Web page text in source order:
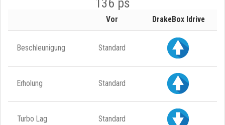
Vor DrakeBox Idrive
Beschleunigung Standard
Erholung Standard
Turbo Lag Standard